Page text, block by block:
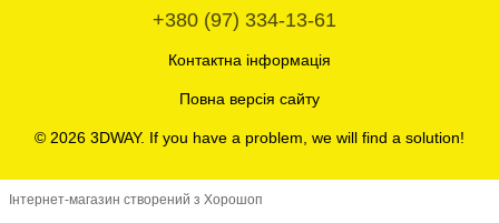
+380 (97) 334-13-61
Контактна інформація
Повна версія сайту
© 2026 3DWAY. If you have a problem, we will find a solution!
Інтернет-магазин створений з Хорошоп